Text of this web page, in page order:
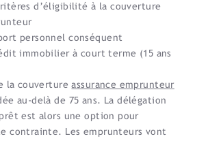
d’éligibilité à la couverture
personnel conséquent
immobilier à court terme (15 ans
la couvertureassurance emprunteur
au-delà de 75 ans. La délégation
est alors une option pour
contrainte. Les emprunteurs vont